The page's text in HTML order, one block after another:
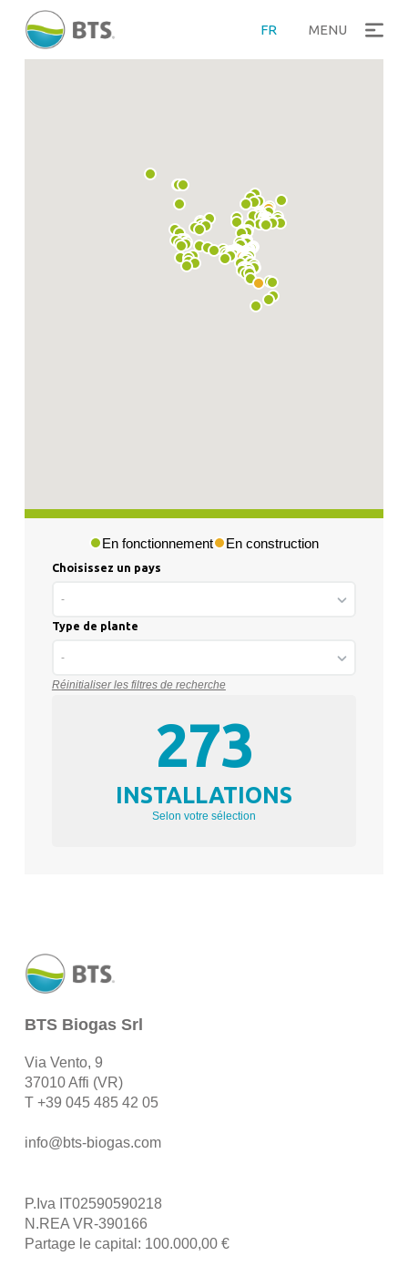
FR MENU
En fonctionnement En construction
Choisissez un pays
-
Type de plante
-
Réinitialiser les filtres de recherche
273
INSTALLATIONS
Selon votre sélection
BTS Biogas Srl
Via Vento, 9
37010 Affi (VR)
T +39 045 485 42 05
info@bts-biogas.com
P.Iva IT02590590218
N.REA VR-390166
Partage le capital: 100.000,00 €